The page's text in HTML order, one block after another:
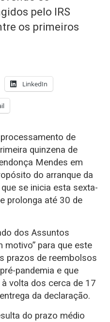
pelo IRS
os primeiros
LinkedIn
de
quinzena de
Mendes em
do arranque da
se inicia esta sexta-
prolonga até 30 de
dos Assuntos
motivo” para que este
prazos de reembolsos
pandemia e que
volta dos cerca de 17
da declaração.
do prazo médio